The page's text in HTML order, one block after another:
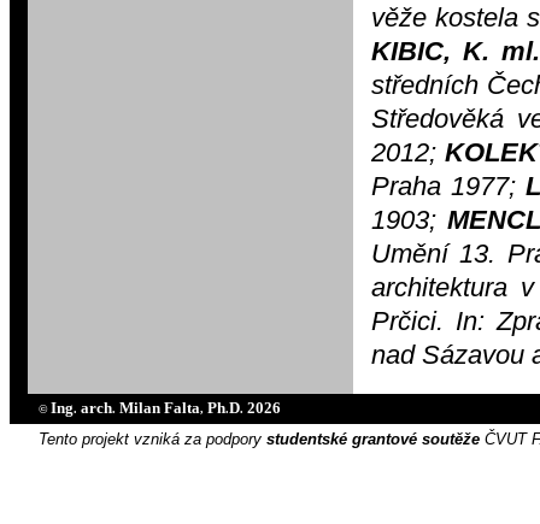
věže kostela
KIBIC, K.
středních
Středověká
2012;
Praha 1977;
1903;
Umění 13.
architektura
Prčici. In:
nad Sázavou
©Ing. arch. Milan Falta, Ph.D. 2026
Tento projekt vzniká za podpory studentské grantové soutěže ČVUT